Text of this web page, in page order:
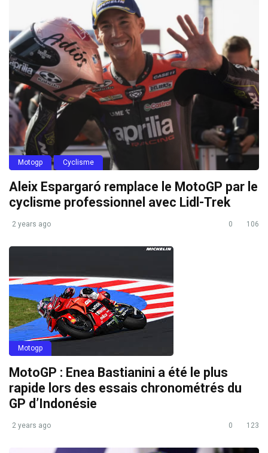
Motogp Cyclisme
Aleix Espargaró remplace le MotoGP par le
cyclisme professionnel avec Lidl-Trek
2 years ago 0 106
Motogp
MotoGP : Enea Bastianini a été le plus
rapide lors des essais chronométrés du
GP d’Indonésie
2 years ago 0 123